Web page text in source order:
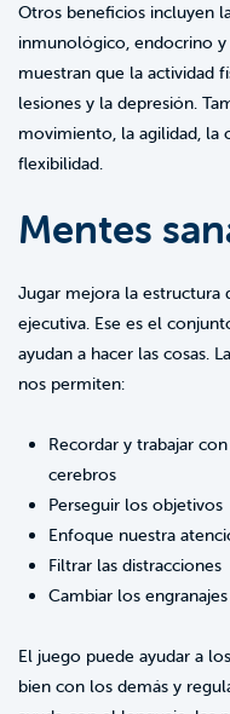
Otros beneficios incluyen
inmunológico, endocrino y
muestran que la actividad
lesiones y la depresión.
movimiento, la agilidad, la
flexibilidad.
Mentes
Jugar mejora la
ejecutiva. Ese es el
ayudan a hacer las cosas.
nos permiten:
Recordar y trabajar
cerebros
Perseguir los objetivos
Enfoque nuestra
Filtrar las distracciones
Cambiar los
El juego puede ayudar a
bien con los demás y